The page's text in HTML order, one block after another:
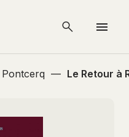
Pontcerq — Le Retour à